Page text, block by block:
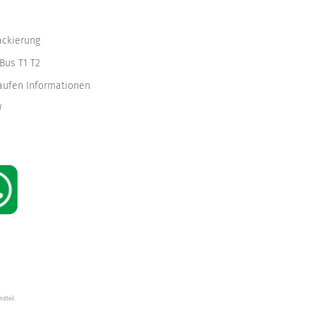
T1 T2
Informationen